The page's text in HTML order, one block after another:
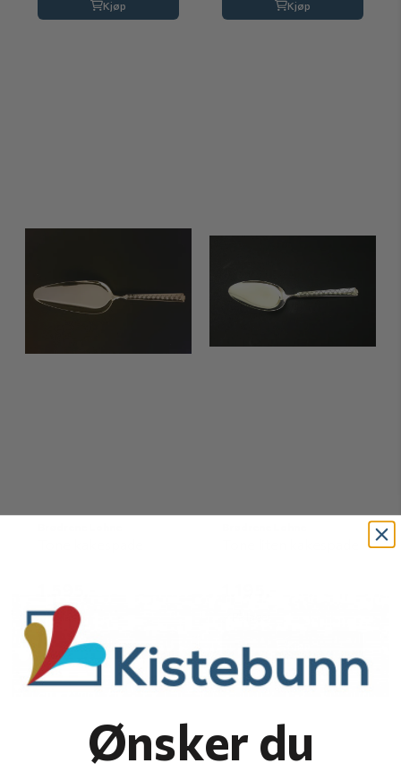
Kjøp Kjøp
På lager
Kjøp
Ønsker du